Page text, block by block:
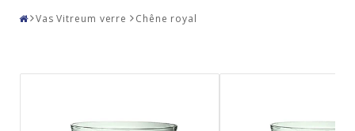
Vas Vitreum verre Chêne royal